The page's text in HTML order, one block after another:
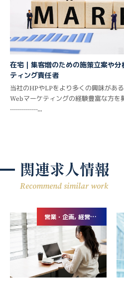
在宅｜集客増のための施策立案や
ティング責任者
当社のHPやLPをより多くの興味があ
Webマーケティングの経験豊富な方を
--------------...
関連求人情報
Recommend similar work
営業・企画, 経営企画・事業企画